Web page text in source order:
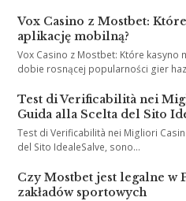
Vox Casino z Mostbet:
aplikację mobilną?
Vox Casino z Mostbet: Które kasyno
dobie rosnącej popularności gier
Test di Verificabilità nei
Guida alla Scelta del Sito
Test di Verificabilità nei Migliori
del Sito IdealeSalve, sono…
Czy Mostbet jest legalne w
zakładów sportowych